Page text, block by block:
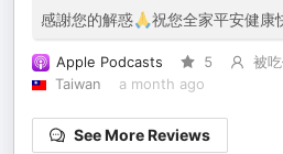
感謝您的解惑🙏祝您全家平安健康
Apple Podcasts 5
被
Taiwan
a month ago
See More Reviews